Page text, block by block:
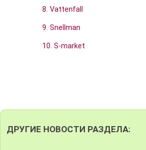
8. Vattenfall
9. Snellman
10. S-market
ДРУГИЕ НОВОСТИ РАЗДЕЛА: